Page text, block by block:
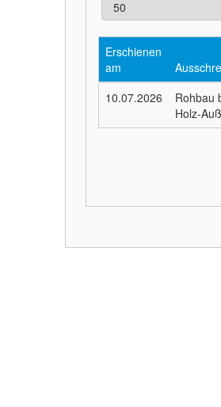
Erschienen
am
10.07.2026
Rohbau
Holz-